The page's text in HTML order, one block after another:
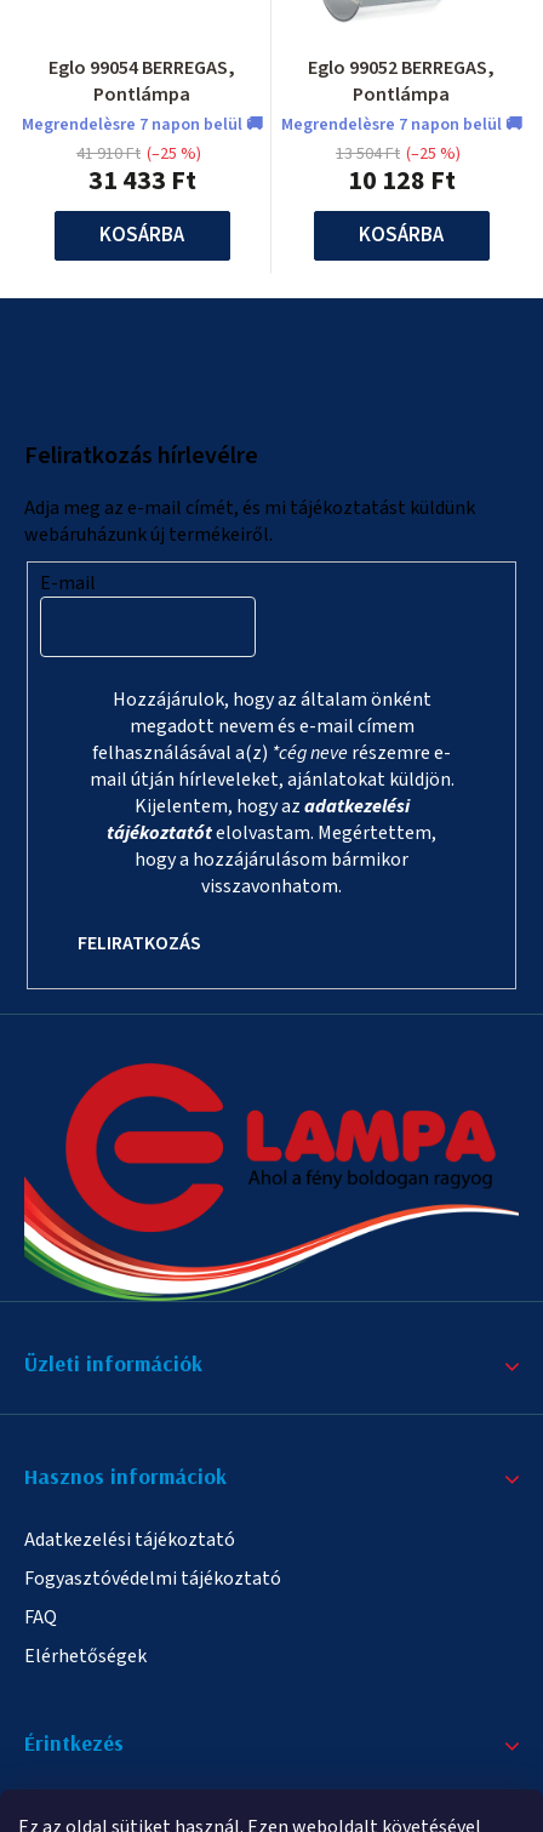
Eglo 99054 BERREGAS,
Pontlámpa
Megrendelèsre 7 napon belül 🚚
31 433 Ft
41 910 Ft (–25 %)
KOSÁRBA
Eglo 99052 BERREGAS,
Pontlámpa
Megrendelèsre 7 napon belül 🚚
10 128 Ft
13 504 Ft (–25 %)
KOSÁRBA
Feliratkozás hírlevélre
Adja meg az e-mail címét, és mi tájékoztatást küldünk
webáruházunk új termékeiről.
E-mail
Hozzájárulok, hogy az általam önként
megadott nevem és e-mail címem
felhasználásával a(z) *cég neverészemre e-
mail útján hírleveleket, ajánlatokat küldjön.
Kijelentem, hogy azadatkezelési
tájékoztatótelolvastam. Megértettem,
hogy a hozzájárulásom bármikor
visszavonhatom.
FELIRATKOZÁS
Üzleti információk
Hasznos informáciok
Adatkezelési tájékoztató
Fogyasztóvédelmi tájékoztató
FAQ
Elérhetőségek
Érintkezés